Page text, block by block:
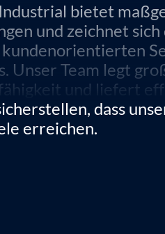
bietet
und zeichnet sich
Unser Team legt
und liefert
dass
erreichen.